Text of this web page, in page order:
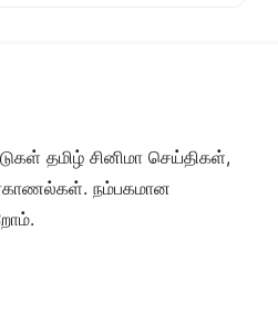
தமிழ் சினிமா செய்திகள்,
நம்பகமான